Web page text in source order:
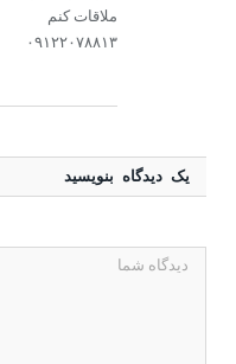
ملاقات کنم
۰۹۱۲۲۰۷۸۸۱۳
یک دیدگاه بنویسید